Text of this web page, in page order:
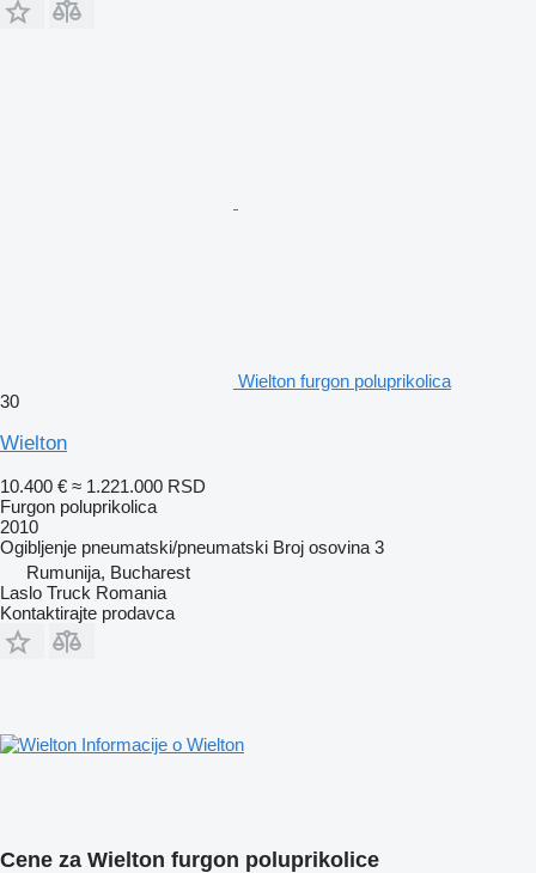
Wielton furgon poluprikolica
30
Wielton
10.400 € ≈ 1.221.000 RSD
Furgon poluprikolica
2010
Ogibljenje pneumatski/pneumatski Broj osovina 3
Rumunija, Bucharest
Laslo Truck Romania
Kontaktirajte prodavca
Informacije o Wielton
Cene za Wielton furgon poluprikolice